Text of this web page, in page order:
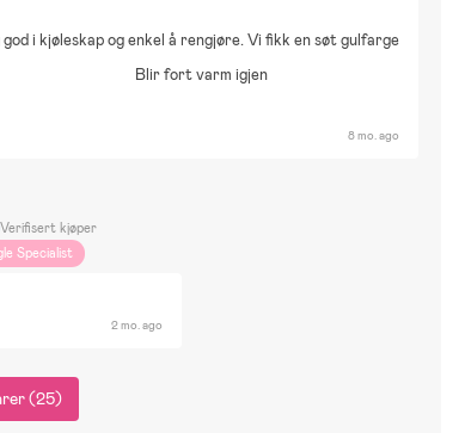
i kjøleskap og enkel å rengjøre. Vi fikk en søt gulfarge
Blir fort varm igjen
8 mo. ago
Verifisert kjøper
Specialist
2 mo. ago
(25)